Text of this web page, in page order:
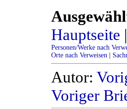
Hauptseite |
Personen/Werke nach
Orte nach Verweisen |
Autor:
Voriger